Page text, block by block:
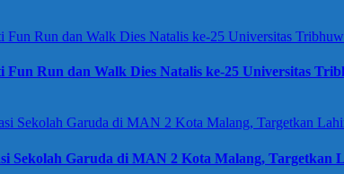
Fun Run dan Walk Dies Natalis ke-25 Universitas
Sekolah Garuda di MAN 2 Kota Malang, Targetkan